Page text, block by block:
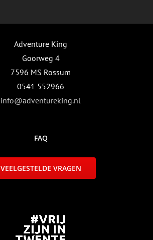
Adventure King
Goorweg 4
7596 MS Rossum
0541 552966
info@adventureking.nl
FAQ
VEELGESTELDE VRAGEN